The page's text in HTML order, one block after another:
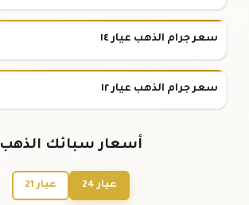
سعر جرام الذهب عيار ١٤
سعر جرام الذهب عيار ١٢
أسعار سبائك الذهب
عيار 24 عيار 21